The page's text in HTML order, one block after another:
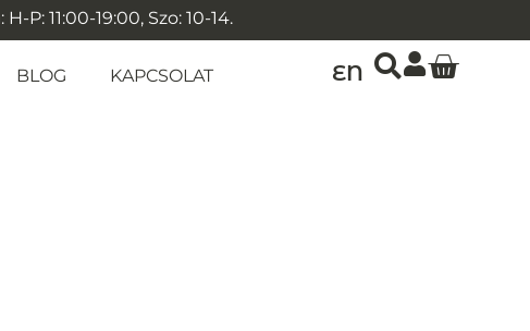
P: 11:00-19:00, Szo: 10-14.
BLOG KAPCSOLAT EN